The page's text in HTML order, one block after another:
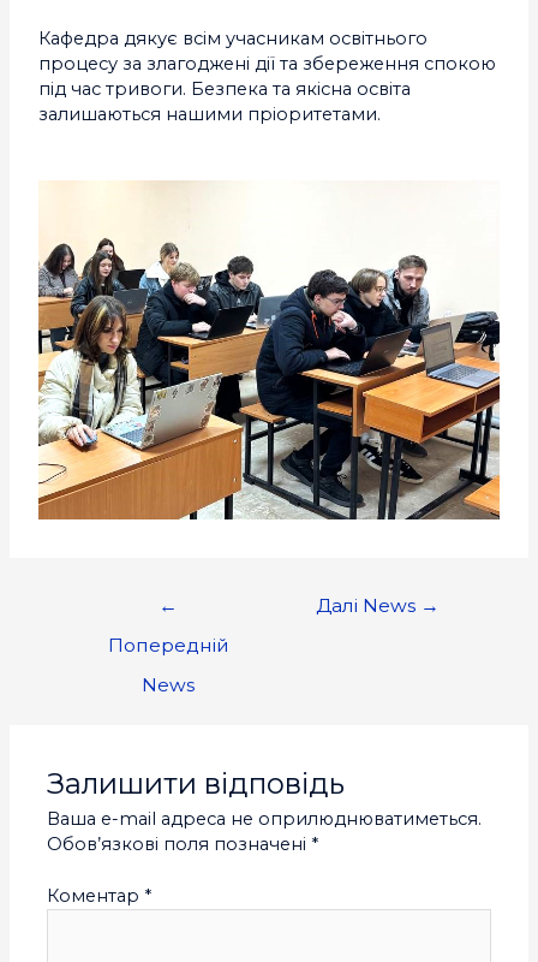
Кафедра дякує всім учасникам освітнього
процесу за злагоджені дії та збереження спокою
під час тривоги. Безпека та якісна освіта
залишаються нашими пріоритетами.
←
Попередній
News
Далі News →
Залишити відповідь
Ваша e-mail адреса не оприлюднюватиметься.
Обов’язкові поля позначені *
Коментар *